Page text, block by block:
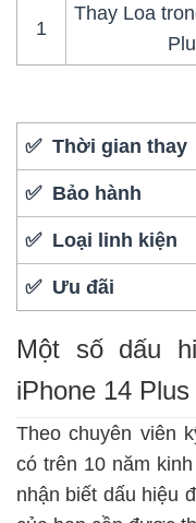
1
Thay Loa
✅ Thời gian thay
✅ Bảo hành
✅ Loại linh kiện
✅ Ưu đãi
Một số dấu
iPhone 14 Plus
Theo chuyên viên
có trên 10 năm
nhận biết dấu hiệu